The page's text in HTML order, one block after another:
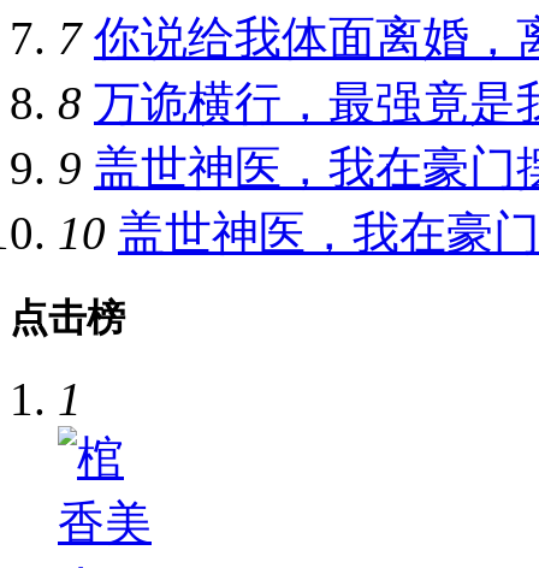
7 你说给我体面离婚，
8 万诡横行，最强竟是
9 盖世神医，我在豪门
10 盖世神医，我在豪
点击榜
1